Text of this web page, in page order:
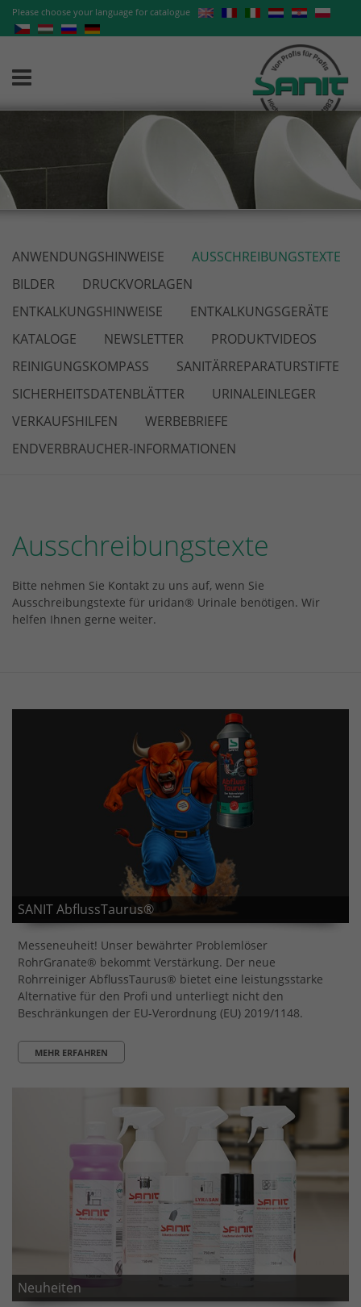
Please choose your language for catalogue
ANWENDUNGSHINWEISE
AUSSCHREIBUNGSTEXTE
BILDER
DRUCKVORLAGEN
ENTKALKUNGSHINWEISE
ENTKALKUNGSGERÄTE
KATALOGE
NEWSLETTER
PRODUKTVIDEOS
REINIGUNGSKOMPASS
SANITÄRREPARATURSTIFTE
SICHERHEITSDATENBLÄTTER
URINALEINLEGER
VERKAUFSHILFEN
WERBEBRIEFE
ENDVERBRAUCHER-INFORMATIONEN
Ausschreibungstexte
Bitte nehmen Sie Kontakt zu uns auf, wenn Sie
Ausschreibungstexte für uridan® Urinale benötigen. Wir
helfen Ihnen gerne weiter.
SANIT AbflussTaurus®
Messeneuheit! Unser bewährter Problemlöser
RohrGranate® bekommt Verstärkung. Der neue
Rohrreiniger AbflussTaurus® bietet eine leistungsstarke
Alternative für den Profi und unterliegt nicht den
Beschränkungen der EU-Verordnung (EU) 2019/1148.
MEHR ERFAHREN
Neuheiten